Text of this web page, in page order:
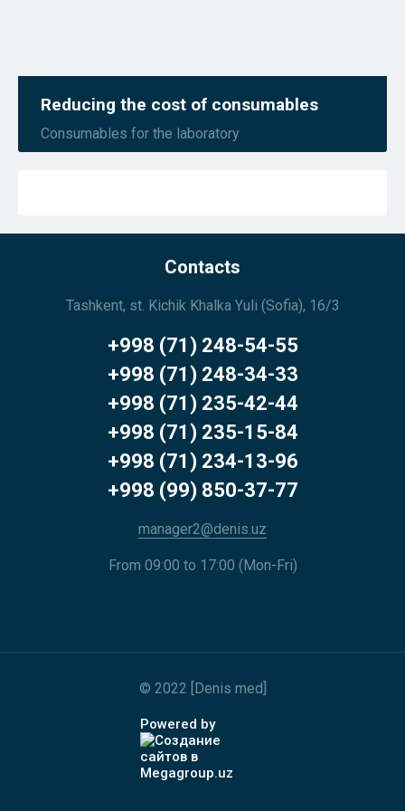
Reducing the cost of consumables
Consumables for the laboratory
Contacts
Tashkent, st. Kichik Khalka Yuli (Sofia), 16/3
+998 (71) 248-54-55
+998 (71) 248-34-33
+998 (71) 235-42-44
+998 (71) 235-15-84
+998 (71) 234-13-96
+998 (99) 850-37-77
manager2@denis.uz
From 09:00 to 17:00 (Mon-Fri)
© 2022 [Denis med]
Powered by